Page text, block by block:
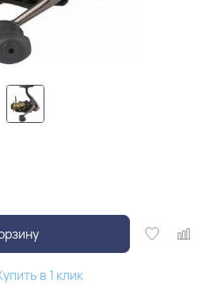
в 1 клик